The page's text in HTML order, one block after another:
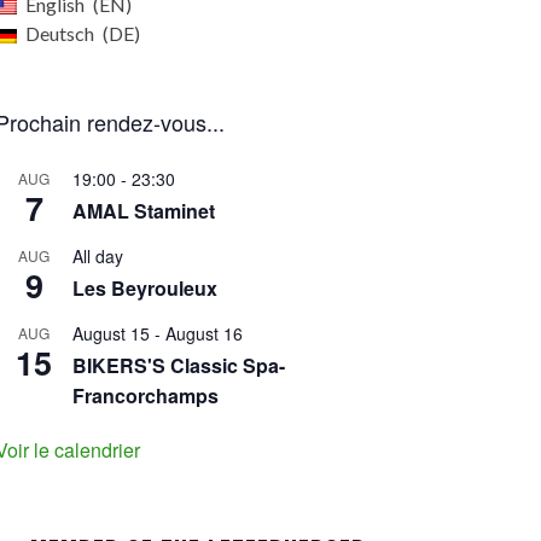
Deutsch
DE
rendez-vous...
AUG
7
19:00 - 23:30
AMAL Staminet
AUG
9
All day
Les Beyrouleux
AUG
15
August 15 - August 16
BIKERS'S Classic Spa-
Francorchamps
le calendrier